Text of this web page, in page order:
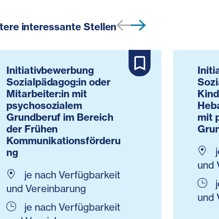
interessante Stellen
Initiativbewerbung
Sozialpädagog:in oder
Mitarbeiter:in mit
psychosozialem
Grundberuf im Bereich
der Frühen
Kommunikationsförderu
ng
je nach Verfügbarkeit
und Vereinbarung
je nach Verfügbarkeit
mit
und
und